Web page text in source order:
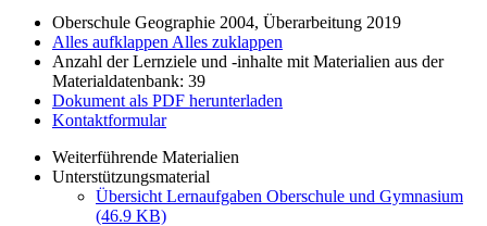
Oberschule Geographie 2004, Überarbeitung 2019
Alles aufklappen Alles zuklappen
Anzahl der Lernziele und -inhalte mit Materialien aus der
Materialdatenbank: 39
Dokument als PDF herunterladen
Kontaktformular
Weiterführende Materialien
Unterstützungsmaterial
Übersicht Lernaufgaben Oberschule und Gymnasium
(46.9 KB)